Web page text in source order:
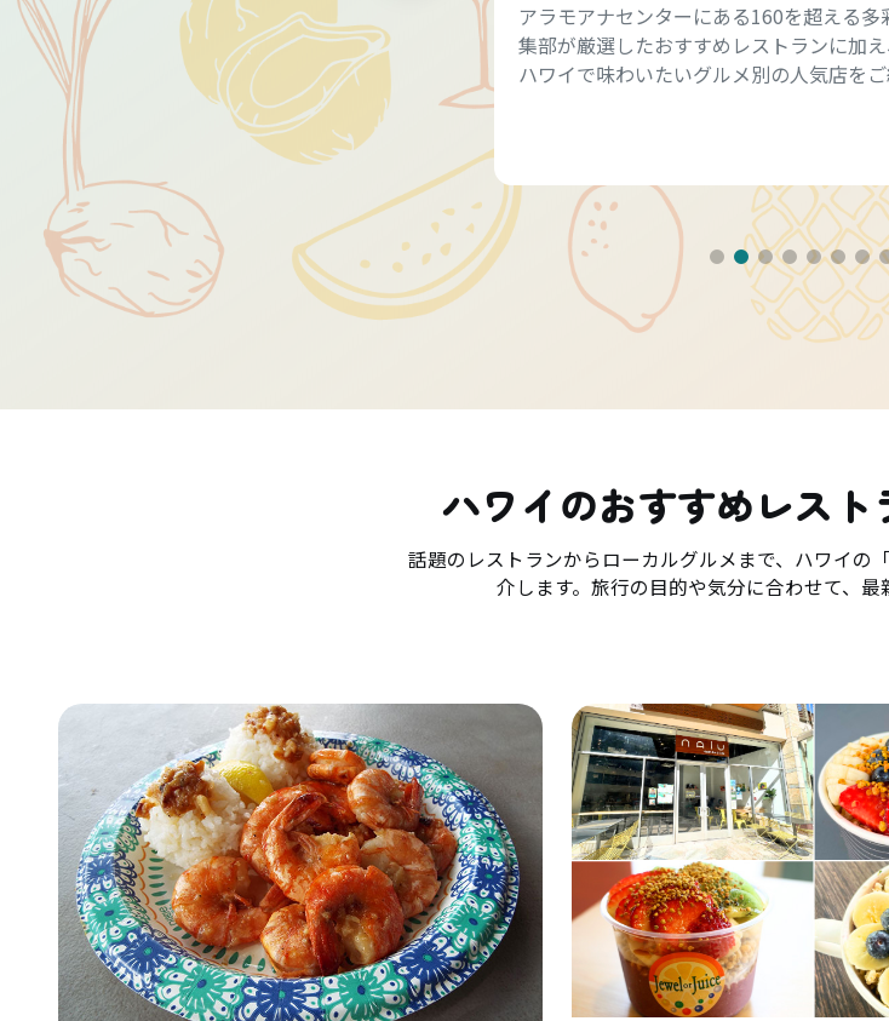
アラモアナセンターにある160を超える
集部が厳選したおすすめレストランに加
ハワイで味わいたいグルメ別の人気店をご
ハワイのおすすめレスト
話題のレストランからローカルグルメまで、ハワイの
介します。旅行の目的や気分に合わせて、最